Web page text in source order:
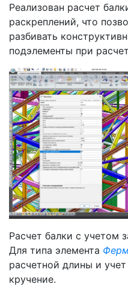
Реализован расчет
раскреплений, что
разбивать
подэлементы при
Расчет балки с учетом
Для типа элемента
расчетной длины и
кручение.